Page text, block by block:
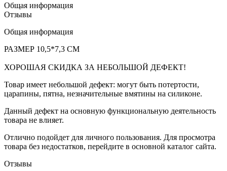
Общая информация
Отзывы
Общая информация
РАЗМЕР 10,5*7,3 СМ
ХОРОШАЯ СКИДКА ЗА НЕБОЛЬШОЙ ДЕФЕКТ!
Товар имеет небольшой дефект: могут быть потертости,
царапины, пятна, незначительные вмятины на силиконе.
Данный дефект на основную функциональную деятельность
товара не влияет.
Отлично подойдет для личного пользования. Для просмотра
товара без недостатков, перейдите в основной каталог сайта.
Отзывы